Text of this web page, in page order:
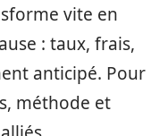
vite en
: taux, frais,
anticipé. Pour
méthode et